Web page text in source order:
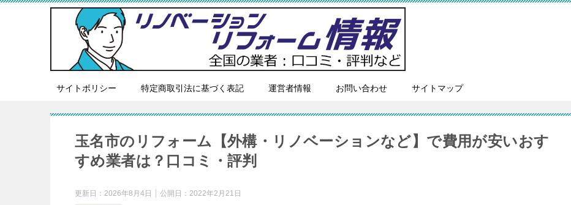
サイトポリシー 特定商取引法に基づく表記 運営者情報 お問い合わせ サイトマップ
玉名市のリフォーム【外構・リノベーションなど】で費用が安いおす
すめ業者は？口コミ・評判
更新日： 2026年8月4日 公開日： 2022年2月21日